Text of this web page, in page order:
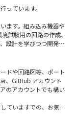
できること
ドライバ開発の場合)
っています。
ます。組み込み機器や
試験用の回路の作成、
設計を学びつつ開発に
造、製品の設計・製造
衛星コンポーネントの
業務があります。
キルを磨き、将来的に
ドや回路図等、ポート
、GitHub アカウント
のアカウントでも構い
ていますでの、お気軽